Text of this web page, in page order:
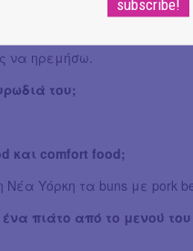
και αυτό που με ηρεμεί
ότι πέρασαν όμορφα τη
να ηρεμήσω.
του;
και comfort food;
Υόρκη τα buns με pork
πιάτο από το μενού του